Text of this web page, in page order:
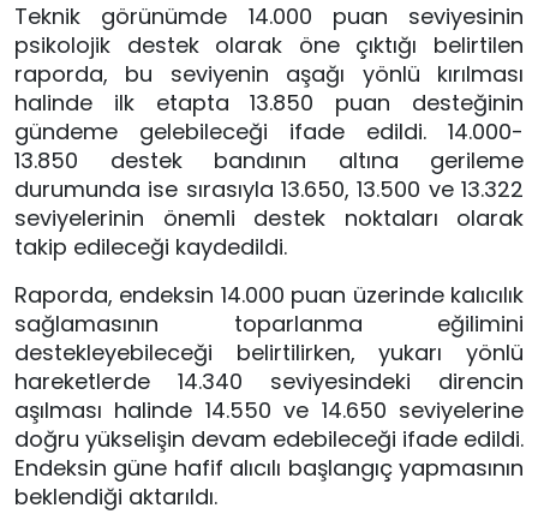
Teknik görünümde 14.000 puan seviyesinin
psikolojik destek olarak öne çıktığı belirtilen
raporda, bu seviyenin aşağı yönlü kırılması
halinde ilk etapta 13.850 puan desteğinin
gündeme gelebileceği ifade edildi. 14.000-
13.850 destek bandının altına gerileme
durumunda ise sırasıyla 13.650, 13.500 ve 13.322
seviyelerinin önemli destek noktaları olarak
takip edileceği kaydedildi.
Raporda, endeksin 14.000 puan üzerinde kalıcılık
sağlamasının toparlanma eğilimini
destekleyebileceği belirtilirken, yukarı yönlü
hareketlerde 14.340 seviyesindeki direncin
aşılması halinde 14.550 ve 14.650 seviyelerine
doğru yükselişin devam edebileceği ifade edildi.
Endeksin güne hafif alıcılı başlangıç yapmasının
beklendiği aktarıldı.